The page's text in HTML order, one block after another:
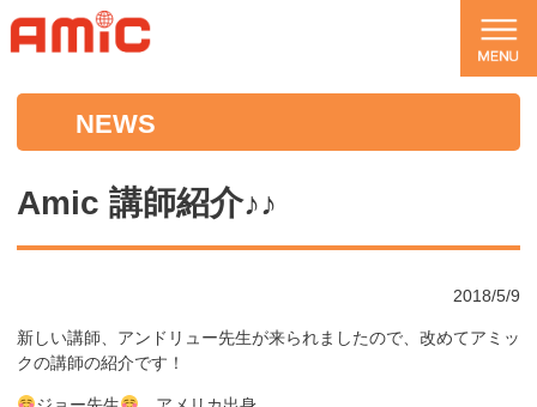
NEWS
Amic 講師紹介♪♪
2018/5/9
新しい講師、アンドリュー先生が来られましたので、改めてアミッ
クの講師の紹介です！